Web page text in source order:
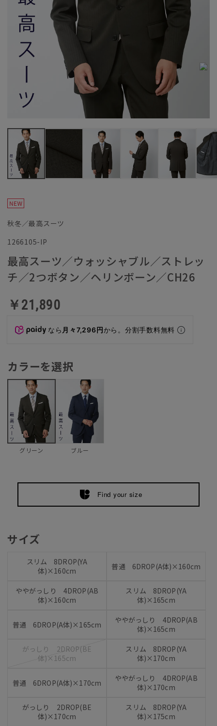
秋冬／最高スーツ
1266105-IP
最高スーツ／ウォッシャブル／ストレッ
チ／2つボタン／ヘリンボーン／CH26
￥21,890
なら 月々7,296円から。分割手数料無料
カラーを選択
グリーン ブルー
Find your size
サイズ
スリム 8DROP(YA
体)×160cm
普通 6DROP(A体)×160cm
ややがっしり 4DROP(AB
体)×160cm
スリム 8DROP(YA
体)×165cm
普通 6DROP(A体)×165cm
ややがっしり 4DROP(AB
体)×165cm
がっしり 2DROP(BE
体)×165cm
スリム 8DROP(YA
体)×170cm
普通 6DROP(A体)×170cm
ややがっしり 4DROP(AB
体)×170cm
がっしり 2DROP(BE
体)×170cm
スリム 8DROP(YA
体)×175cm